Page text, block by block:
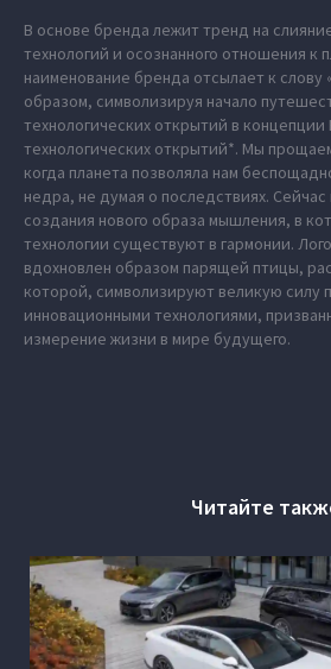
В основе бренда лежит тренд на
технологий и осознанного отношения к
наименование бренда отсылает к слову
образом, символизируя начало
технологических открытий в концепции
технологических открытий*. Мы
когда планета позволяла нам
недра, не думая о последствиях. Сейчас
создания нового образа мышления, в
технологии существуют в гармонии.
вдохновлен образом парящей птицы,
которой, символизируют великую силу
инновационными технологиями,
измерение жизни в мире будущего.
Читайте